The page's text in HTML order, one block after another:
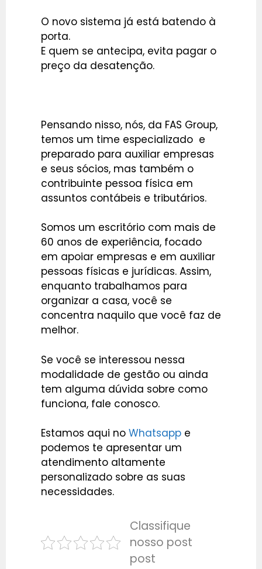
O novo sistema já está batendo à
porta.
E quem se antecipa, evita pagar o
preço da desatenção.
Pensando nisso, nós, da FAS Group,
temos um time especializado e
preparado para auxiliar empresas
e seus sócios, mas também o
contribuinte pessoa física em
assuntos contábeis e tributários.
Somos um escritório com mais de
60 anos de experiência, focado
em apoiar empresas e em auxiliar
pessoas físicas e jurídicas. Assim,
enquanto trabalhamos para
organizar a casa, você se
concentra naquilo que você faz de
melhor.
Se você se interessou nessa
modalidade de gestão ou ainda
tem alguma dúvida sobre como
funciona, fale conosco.
Estamos aqui no Whatsapp e
podemos te apresentar um
atendimento altamente
personalizado sobre as suas
necessidades.
Classifique
nosso post
post